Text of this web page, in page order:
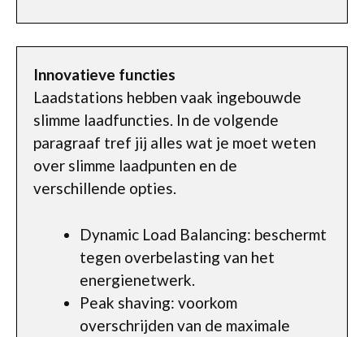
Innovatieve functies
Laadstations hebben vaak ingebouwde
slimme laadfuncties. In de volgende
paragraaf tref jij alles wat je moet weten
over slimme laadpunten en de
verschillende opties.
Dynamic Load Balancing: beschermt
tegen overbelasting van het
energienetwerk.
Peak shaving: voorkom
overschrijden van de maximale